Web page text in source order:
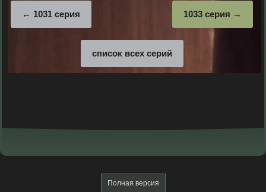
1033 серия
1031 серия
список всех серий
Полная версия